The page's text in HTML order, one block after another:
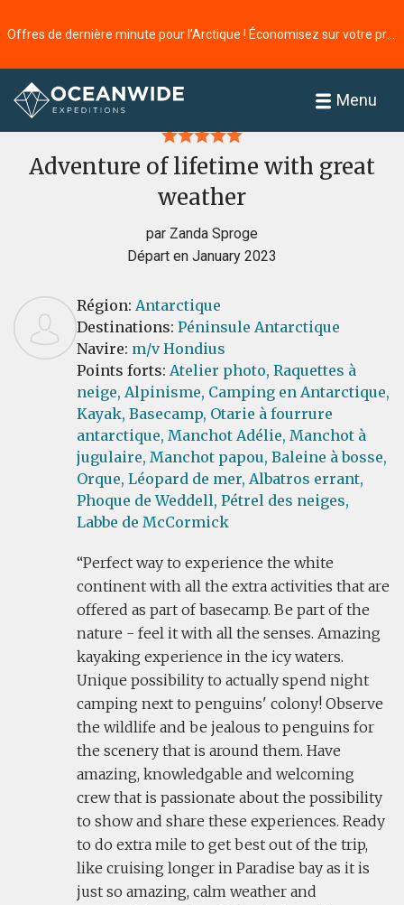
Menu
Accueil
Adventure of lifetime with great
weather
par Zanda Sproge
Départ en January 2023
Région: Antarctique
Destinations: Péninsule Antarctique
Navire: m/v Hondius
Points forts: Atelier photo, Raquettes à
neige, Alpinisme, Camping en Antarctique,
Kayak, Basecamp, Otarie à fourrure
antarctique, Manchot Adélie, Manchot à
jugulaire, Manchot papou, Baleine à bosse,
Orque, Léopard de mer, Albatros errant,
Phoque de Weddell, Pétrel des neiges,
Labbe de McCormick
Perfect way to experience the white
continent with all the extra activities that are
offered as part of basecamp. Be part of the
nature - feel it with all the senses. Amazing
kayaking experience in the icy waters.
Unique possibility to actually spend night
camping next to penguins' colony! Observe
the wildlife and be jealous to penguins for
the scenery that is around them. Have
amazing, knowledgable and welcoming
crew that is passionate about the possibility
to show and share these experiences. Ready
to do extra mile to get best out of the trip,
like cruising longer in Paradise bay as it is
just so amazing, calm weather and